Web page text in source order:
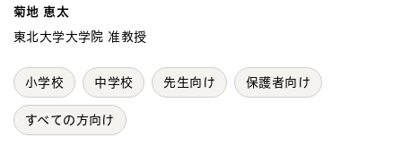
菊地 恵太
東北大学大学院 准教授
小学校 中学校 先生向け 保護者向け
すべての方向け